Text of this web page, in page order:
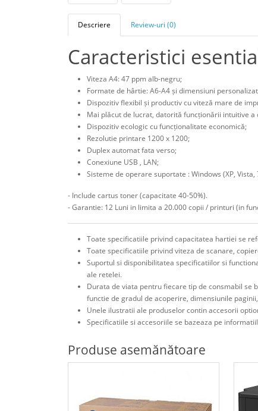
Descriere Review-uri (0)
Caracteristici
Viteza A4: 47 ppm alb-negru;
Formate de hârtie: A6-A4 și dimensiuni
Dispozitiv flexibil și productiv cu viteză mare de
Mai plăcut de lucrat, datorită funcționării intuitive
Dispozitiv ecologic cu funcționalitate economică;
Rezolutie printare 1200 x 1200;
Duplex automat fata verso;
Conexiune USB , LAN;
Sisteme de operare suportate : Windows (XP, Vista,
- Include cartus toner (capacitate 40-50%).
- Garantie: 12 Luni in limita a 20.000 copii / printuri (in
Toate specificatiile privind capacitatea hartiei se
Toate specificatiile privind viteza de scanare,
Suportul si disponibilitatea specificatiilor si
ale retelei.
Durata de viata pentru fiecare tip de consmabil se
functie de gradul de acoperire, dimensiunile
Unele ilustratii ale produselor contin accesorii
Specificatiile si accesoriile se bazeaza pe
Produse asemănătoare